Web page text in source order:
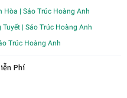
Hòa | Sáo Trúc Hoàng Anh
| Sáo Trúc Hoàng Anh
Trúc Hoàng Anh
Phí